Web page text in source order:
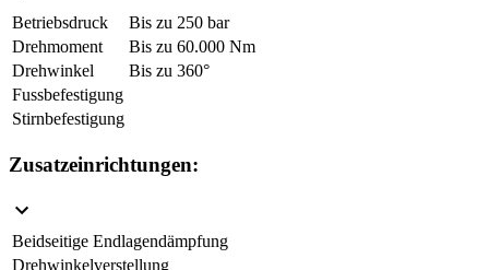
Betriebsdruck
Bis zu 250 bar
Drehmoment
Bis zu 60.000 Nm
Drehwinkel
Bis zu 360°
Fussbefestigung
Stirnbefestigung
Zusatzeinrichtungen:
Beidseitige Endlagendämpfung
Drehwinkelverstellung